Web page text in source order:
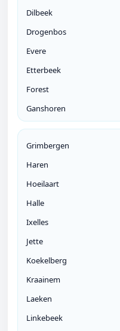
Dilbeek
Drogenbos
Evere
Etterbeek
Forest
Ganshoren
Grimbergen
Haren
Hoeilaart
Halle
Ixelles
Jette
Koekelberg
Kraainem
Laeken
Linkebeek